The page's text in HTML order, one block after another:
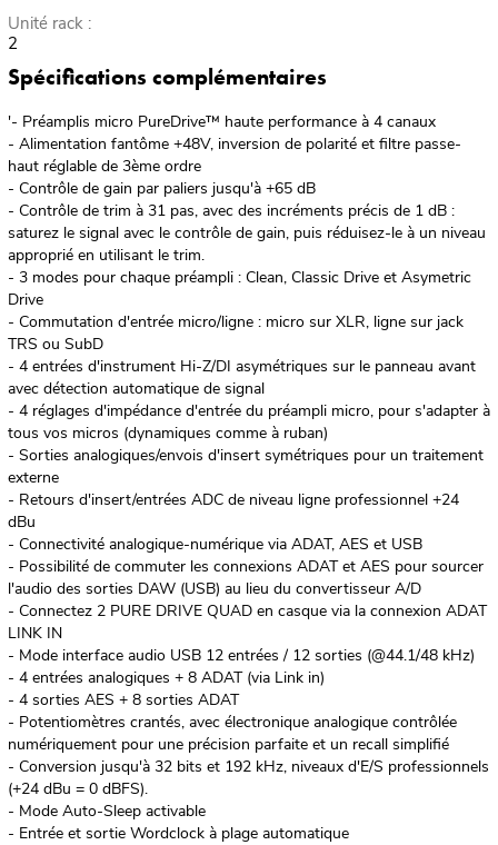
Unité rack :
2
Spécifications complémentaires
'- Préamplis micro PureDrive™ haute performance à 4 canaux
- Alimentation fantôme +48V, inversion de polarité et filtre passe-
haut réglable de 3ème ordre
- Contrôle de gain par paliers jusqu'à +65 dB
- Contrôle de trim à 31 pas, avec des incréments précis de 1 dB :
saturez le signal avec le contrôle de gain, puis réduisez-le à un niveau
approprié en utilisant le trim.
- 3 modes pour chaque préampli : Clean, Classic Drive et Asymetric
Drive
- Commutation d'entrée micro/ligne : micro sur XLR, ligne sur jack
TRS ou SubD
- 4 entrées d'instrument Hi-Z/DI asymétriques sur le panneau avant
avec détection automatique de signal
- 4 réglages d'impédance d'entrée du préampli micro, pour s'adapter à
tous vos micros (dynamiques comme à ruban)
- Sorties analogiques/envois d'insert symétriques pour un traitement
externe
- Retours d'insert/entrées ADC de niveau ligne professionnel +24
dBu
- Connectivité analogique-numérique via ADAT, AES et USB
- Possibilité de commuter les connexions ADAT et AES pour sourcer
l'audio des sorties DAW (USB) au lieu du convertisseur A/D
- Connectez 2 PURE DRIVE QUAD en casque via la connexion ADAT
LINK IN
- Mode interface audio USB 12 entrées / 12 sorties (@44.1/48 kHz)
- 4 entrées analogiques + 8 ADAT (via Link in)
- 4 sorties AES + 8 sorties ADAT
- Potentiomètres crantés, avec électronique analogique contrôlée
numériquement pour une précision parfaite et un recall simplifié
- Conversion jusqu'à 32 bits et 192 kHz, niveaux d'E/S professionnels
(+24 dBu = 0 dBFS).
- Mode Auto-Sleep activable
- Entrée et sortie Wordclock à plage automatique